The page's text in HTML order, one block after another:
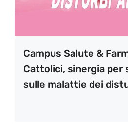
Campus Salute &
Cattolici, sinergia per
sulle malattie dei